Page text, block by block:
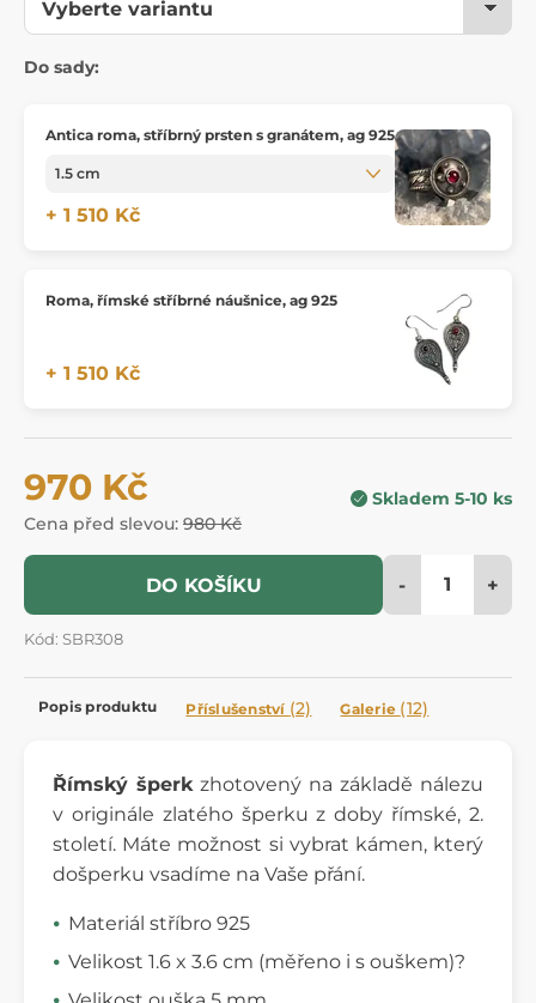
Do sady:
Antica roma, stříbrný prsten s granátem, ag 925
+ 1 510 Kč
Roma, římské stříbrné náušnice, ag 925
+ 1 510 Kč
970 Kč
Cena před slevou: 980 Kč
Skladem 5-10 ks
DO KOŠÍKU - +
Kód: SBR308
Popis produktu Příslušenství (2) Galerie (12)
Římský šperk zhotovený na základě nálezu
v originále zlatého šperku z doby římské, 2.
století. Máte možnost si vybrat kámen, který
došperku vsadíme na Vaše přání.
Materiál stříbro 925
Velikost 1.6 x 3.6 cm (měřeno i s ouškem)?